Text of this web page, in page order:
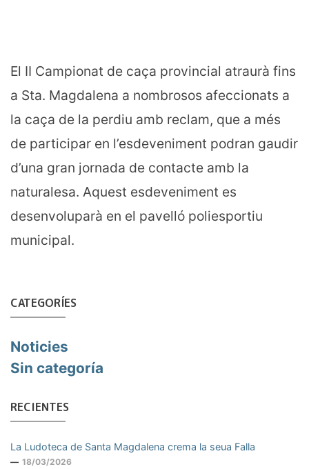
El II Campionat de caça provincial atraurà fins
a Sta. Magdalena a nombrosos afeccionats a
la caça de la perdiu amb reclam, que a més
de participar en l’esdeveniment podran gaudir
d’una gran jornada de contacte amb la
naturalesa. Aquest esdeveniment es
desenvoluparà en el pavelló poliesportiu
municipal.
CATEGORÍES
Noticies
Sin categoría
RECIENTES
La Ludoteca de Santa Magdalena crema la seua Falla
18/03/2026